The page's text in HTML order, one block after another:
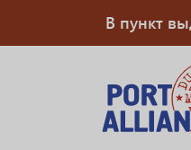
В пункт